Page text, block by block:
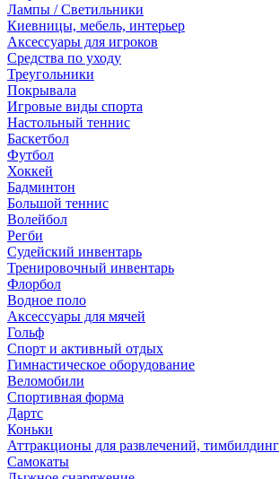
Лампы / Светильники
Киевницы, мебель, интерьер
Аксессуары для игроков
Средства по уходу
Треугольники
Покрывала
Игровые виды спорта
Настольный теннис
Баскетбол
Футбол
Хоккей
Бадминтон
Большой теннис
Волейбол
Регби
Судейский инвентарь
Тренировочный инвентарь
Флорбол
Водное поло
Аксессуары для мячей
Гольф
Спорт и активный отдых
Гимнастическое оборудование
Веломобили
Спортивная форма
Дартс
Коньки
Аттракционы для развлечений, тимбилдинг
Самокаты